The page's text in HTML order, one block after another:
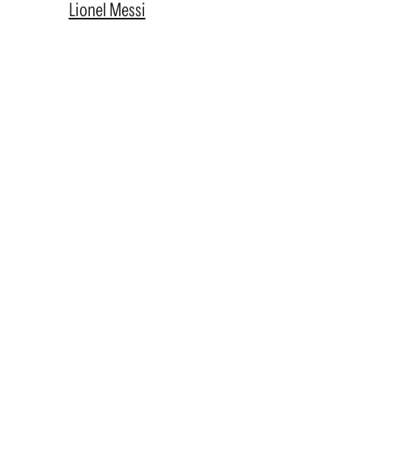
Lionel Messi